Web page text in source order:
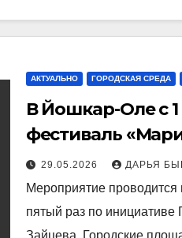
АКТУАЛЬНО ГОРОДСКАЯ СРЕДА
В Йошкар-Оле с
фестиваль
29.05.2026 ДАРЬЯ
Мероприятие
пятый раз по
Зайцева. Городские